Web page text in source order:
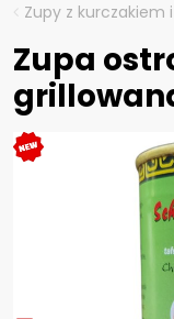
Zupy z kurczakiem
Zupa